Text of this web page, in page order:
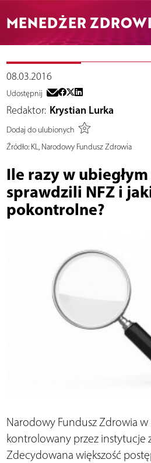
MENEDŻER
08.03.2016
Udostępnij
Redaktor: Krystian Lurka
Dodaj do ulubionych
Źródło:KL, Narodowy Fundusz Zdrowia
Ile razy w
sprawdzili NFZ i
pokontrolne?
Narodowy Fundusz Zdrowia w
kontrolowany przez instytucje
Zdecydowana większość